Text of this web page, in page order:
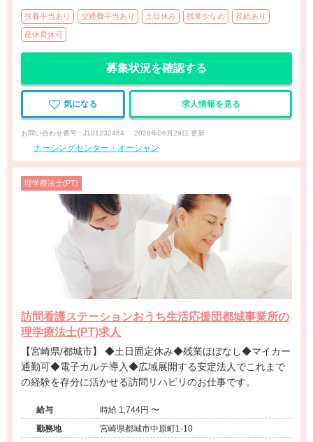
扶養手当あり 交通費手当あり 土日休み 残業少なめ 昇給あり
産休育休可
募集状況を確認する
気になる 求人情報を見る
お問い合わせ番号 : J101232464 2026年06月29日 更新
ナーシングセンター・オーシャン
理学療法士(PT)
訪問看護ステーションおうち生活応援団都城事業所の
理学療法士(PT)求人
【宮崎県/都城市】 ◆土日固定休み◆残業ほぼなし◆マイカー
通勤可◆電子カルテ導入◆広域展開する安定法人でこれまで
の経験を存分に活かせる訪問リハビリのお仕事です。
給与
時給 1,744円 〜
勤務地
宮崎県都城市中原町1-10